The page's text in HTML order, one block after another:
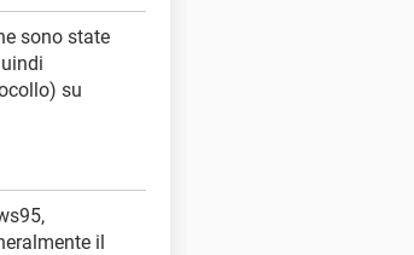
sono state
su
il